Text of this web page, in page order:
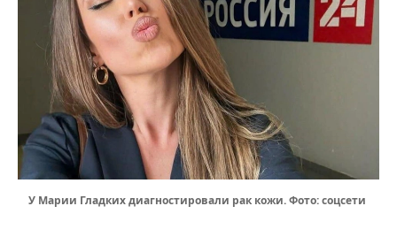
У Марии Гладких диагностировали рак кожи. Фото: соцсети